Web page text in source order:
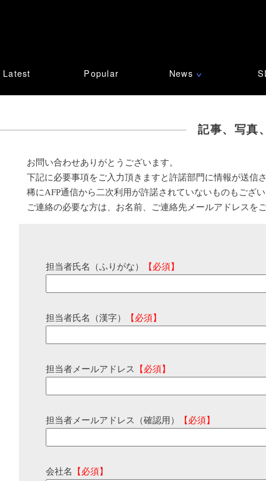
Latest Popular News ∨
記事、写真
お問い合わせありがとうございます。
下記に必要事項をご入力頂きますと許諾部門に情報が送信
稀にAFP通信から二次利用が許諾されていないものもござ
ご連絡の必要な方は、お名前、ご連絡先メールアドレスを
担当者氏名（ふりがな） 【必須】
担当者氏名（漢字） 【必須】
担当者メールアドレス 【必須】
担当者メールアドレス（確認用） 【必須】
会社名 【必須】